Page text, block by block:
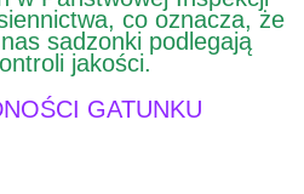
co oznacza, że
sadzonki podlegają
jakości.
GATUNKU